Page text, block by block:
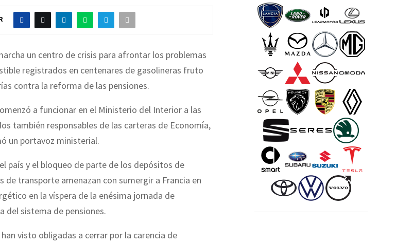
un centro de crisis para afrontar los problemas
registrados en centenares de gasolineras fruto
contra la reforma de las pensiones.
a funcionar en el Ministerio del Interior a las
también responsables de las carteras de Economía,
un portavoz ministerial.
país y el bloqueo de parte de los depósitos de
transporte amenazan con sumergir a Francia en
en la víspera de la enésima jornada de
del sistema de pensiones.
visto obligadas a cerrar por la carencia de